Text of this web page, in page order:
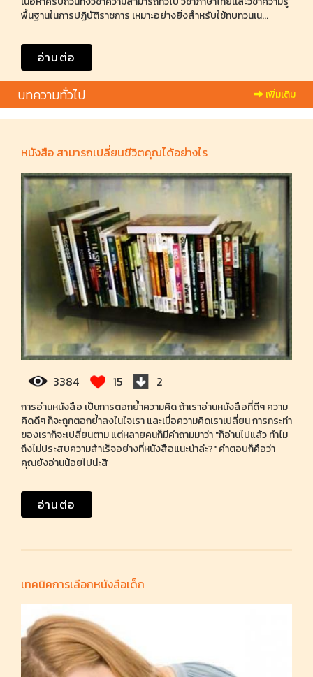
พื้นฐานในการปฏิบัติราชการ เหมาะอย่างยิ่งสำหรับใช้ทบทวนเน...
อ่านต่อ
บทความทั่วไป เพิ่มเติม
หนังสือ สามารถเปลี่ยนชีวิตคุณได้อย่างไร
3384 15 2
การอ่านหนังสือ เป็นการตอกย้ำความคิด ถ้าเราอ่านหนังสือที่ดีๆ ความ
คิดดีๆ ก็จะถูกตอกย้ำลงในใจเรา และเมื่อความคิดเราเปลี่ยน การกระทำ
ของเราก็จะเปลี่ยนตาม แต่หลายคนก็มีคำถามมาว่า "ก็อ่านไปแล้ว ทำไม
ถึงไม่ประสบความสำเร็จอย่างที่หนังสือแนะนำล่ะ?" คำตอบก็คือว่า
คุณยังอ่านน้อยไปน่ะสิ
อ่านต่อ
เทคนิคการเลือกหนังสือเด็ก